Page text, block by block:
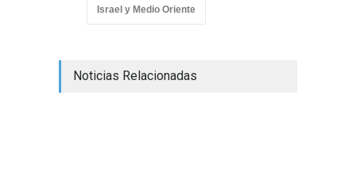
Israel y Medio Oriente
Noticias Relacionadas